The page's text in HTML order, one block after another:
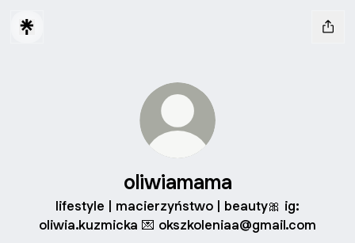
oliwiamama
lifestyle | macierzyństwo | beauty🎀 ig:
oliwia.kuzmicka 💌 okszkoleniaa@gmail.com